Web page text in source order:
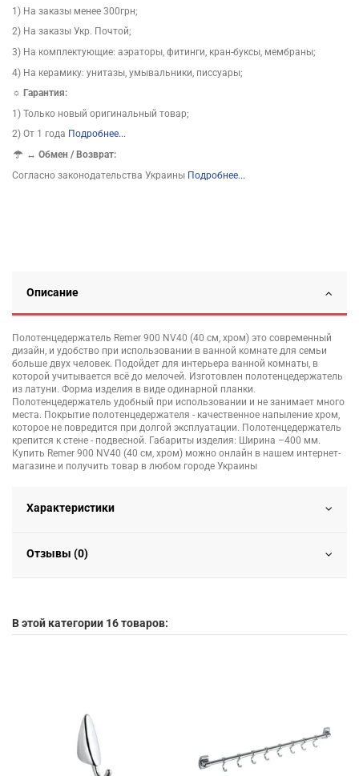
1) На заказы менее 300грн;
2) На заказы Укр. Почтой;
3) На комплектующие: аэраторы, фитинги, кран-буксы, мембраны;
4) На керамику: унитазы, умывальники, писсуары;
☼ Гарантия:
1) Только новый оригинальный товар;
2) От 1 года Подробнее...
↔Обмен / Возврат:
Согласно законодательства Украины Подробнее...
Описание
Полотенцедержатель Remer 900 NV40 (40 см, хром) это современный
дизайн, и удобство при использовании в ванной комнате для семьи
больше двух человек. Подойдет для интерьера ванной комнаты, в
которой учитывается всё до мелочей. Изготовлен полотенцедержатель
из латуни. Форма изделия в виде одинарной планки.
Полотенцедержатель удобный при использовании и не занимает много
места. Покрытие полотенцедержателя - качественное напыление хром,
которое не повредится при долгой эксплуатации. Полотенцедержатель
крепится к стене - подвесной. Габариты изделия: Ширина –400 мм.
Купить Remer 900 NV40 (40 см, хром) можно онлайн в нашем интернет-
магазине и получить товар в любом городе Украины
Характеристики
Отзывы (0)
В этой категории 16 товаров: